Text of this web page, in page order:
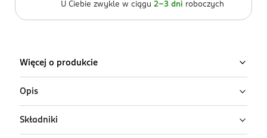
U Ciebie zwykle w ciągu 2-3 dni roboczych
Więcej o produkcie
Opis
99,9% wody i kropla ekstraktu owocowego Water
Składniki